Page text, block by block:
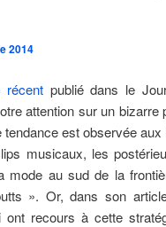
2014
récent publié dans le
attention sur un bizarre
est observée
musicaux, les
au sud de la
». Or, dans son
ont recours à cette